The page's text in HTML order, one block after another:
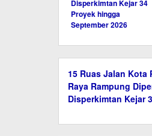
Disperkimtan Kejar 34
Proyek hingga
September 2026
15 Ruas Jalan Kota
Raya Rampung
Disperkimtan Kejar